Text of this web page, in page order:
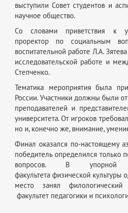
выступили Совет студентов и
научное общество.
Со словами приветствия к
проректор по социальным
воспитательной работе Л.А.
исследовательской работе и
Степченко.
Тематика мероприятия была
России. Участники должны были
преподавателей и
университета. От игроков
но и, конечно же, внимание,
Финал оказался по-настоящему
победитель определился только
вопросов. В упорной
факультета физической культуры
место занял
факультет педагогики и